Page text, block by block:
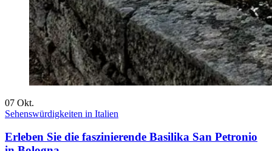
07 Okt.
Sehenswürdigkeiten in Italien
Erleben Sie die faszinierende Basilika San Petronio